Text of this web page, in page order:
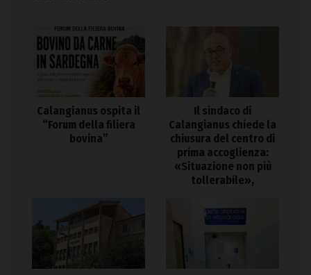
Calangianus ospita il
“Forum della filiera
bovina”
Il sindaco di
Calangianus chiede la
chiusura del centro di
prima accoglienza:
«Situazione non più
tollerabile»,